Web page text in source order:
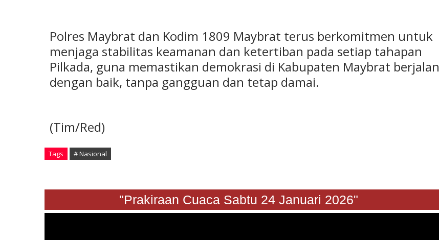
Polres Maybrat dan Kodim 1809 Maybrat terus berkomitmen untuk
menjaga stabilitas keamanan dan ketertiban pada setiap tahapan
Pilkada, guna memastikan demokrasi di Kabupaten Maybrat berjalan
dengan baik, tanpa gangguan dan tetap damai.
(Tim/Red)
Tags # Nasional
"Prakiraan Cuaca Sabtu 24 Januari 2026"